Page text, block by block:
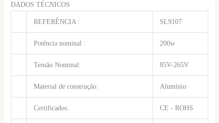
DADOS TÉCNICOS
REFERÊNCIA : SL9107
Potência nominal : 200w
Tensão Nominal: 85V-265V
Material de construção: Alumínio
Certificados: CE - ROHS